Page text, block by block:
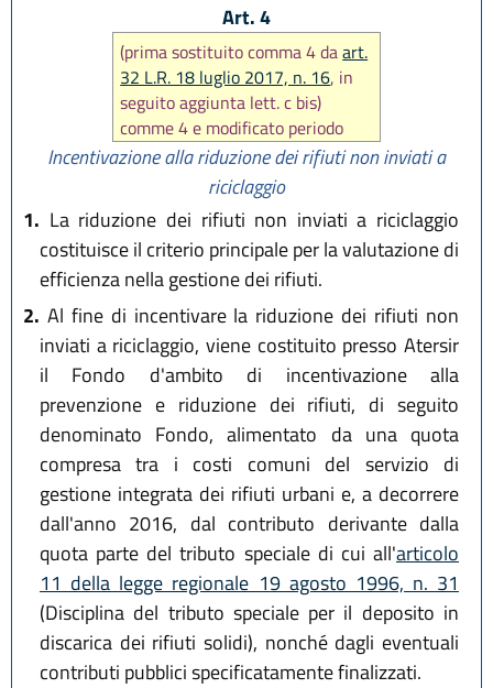
Art. 4
(prima sostituito comma 4 daart.
32 L.R. 18 luglio 2017, n. 16, in
seguito aggiunta lett. c bis)
comme 4 e modificato periodo
comma 4 daart. 11 L.R. 10
dicembre 2019, n. 29)
Incentivazione alla riduzione dei rifiuti non inviati a
riciclaggio
1. La riduzione dei rifiuti non inviati a riciclaggio
costituisce il criterio principale per la valutazione di
efficienza nella gestione dei rifiuti.
2. Al fine di incentivare la riduzione dei rifiuti non
inviati a riciclaggio, viene costituito presso Atersir
il Fondo d'ambito di incentivazione alla
prevenzione e riduzione dei rifiuti, di seguito
denominato Fondo, alimentato da una quota
compresa tra i costi comuni del servizio di
gestione integrata dei rifiuti urbani e, a decorrere
dall'anno 2016, dal contributo derivante dalla
quota parte del tributo speciale di cui all'articolo
11 della legge regionale 19 agosto 1996, n. 31
(Disciplina del tributo speciale per il deposito in
discarica dei rifiuti solidi), nonché dagli eventuali
contributi pubblici specificatamente finalizzati.